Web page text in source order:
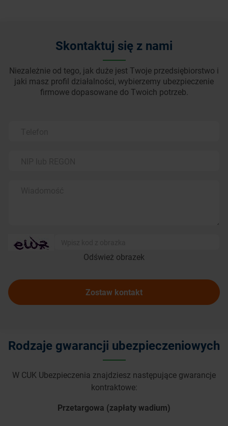
Skontaktuj się z nami
Niezależnie od tego, jak duże jest Twoje przedsiębiorstwo i
jaki masz profil działalności, wybierzemy ubezpieczenie
firmowe dopasowane do Twoich potrzeb.
Odśwież obrazek
Zostaw kontakt
Rodzaje gwarancji ubezpieczeniowych
W CUK Ubezpieczenia znajdziesz następujące gwarancje
kontraktowe:
Przetargowa (zapłaty wadium)